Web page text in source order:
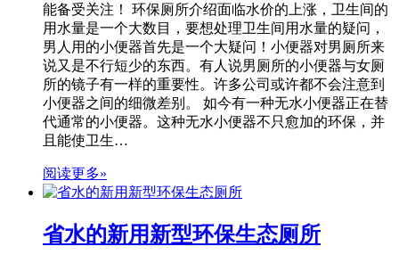
能备受关注！ 环保厕所介绍面临水价的上涨，卫生间的
用水量是一个大数目，要想处理卫生间用水量的疑问，
男人用的小便器首先是一个大疑问！小便器对男厕所来
说又是不行短少的东西。有人说男厕所的小便器与女厕
所的镜子有一样的重要性。许多公司或许都不会注意到
小便器之间的细微差别。 如今有一种无水小便器正在替
代通常的小便器。这种无水小便器不只愈加的环保，并
且能使卫生…
阅读更多»
省水的新用新型环保生态厕所